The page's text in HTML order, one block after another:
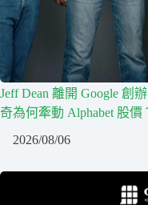
Jeff Dean 離開 Google 創
奇為何牽動 Alphabet 股價
2026/08/06